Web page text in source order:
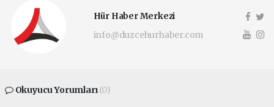
Hür Haber Merkezi
info@duzcehurhaber.com
Okuyucu Yorumları(0)